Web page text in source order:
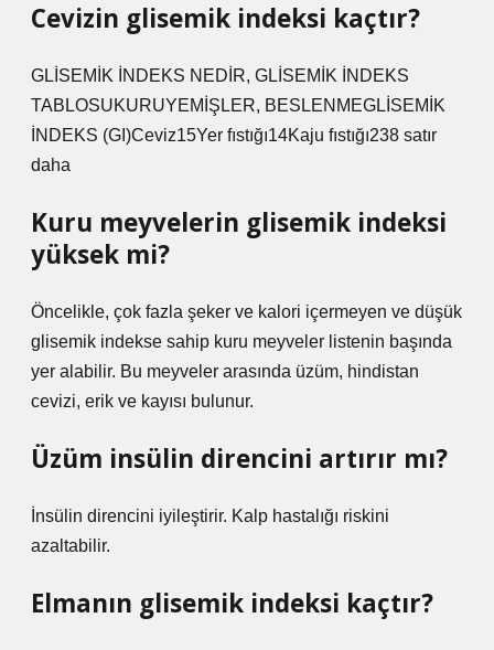
Cevizin glisemik indeksi kaçtır?
GLİSEMİK İNDEKS NEDİR, GLİSEMİK İNDEKS
TABLOSUKURUYEMİŞLER, BESLENMEGLİSEMİK
İNDEKS (GI)Ceviz15Yer fıstığı14Kaju fıstığı238 satır
daha
Kuru meyvelerin glisemik indeksi
yüksek mi?
Öncelikle, çok fazla şeker ve kalori içermeyen ve düşük
glisemik indekse sahip kuru meyveler listenin başında
yer alabilir. Bu meyveler arasında üzüm, hindistan
cevizi, erik ve kayısı bulunur.
Üzüm insülin direncini artırır mı?
İnsülin direncini iyileştirir. Kalp hastalığı riskini
azaltabilir.
Elmanın glisemik indeksi kaçtır?